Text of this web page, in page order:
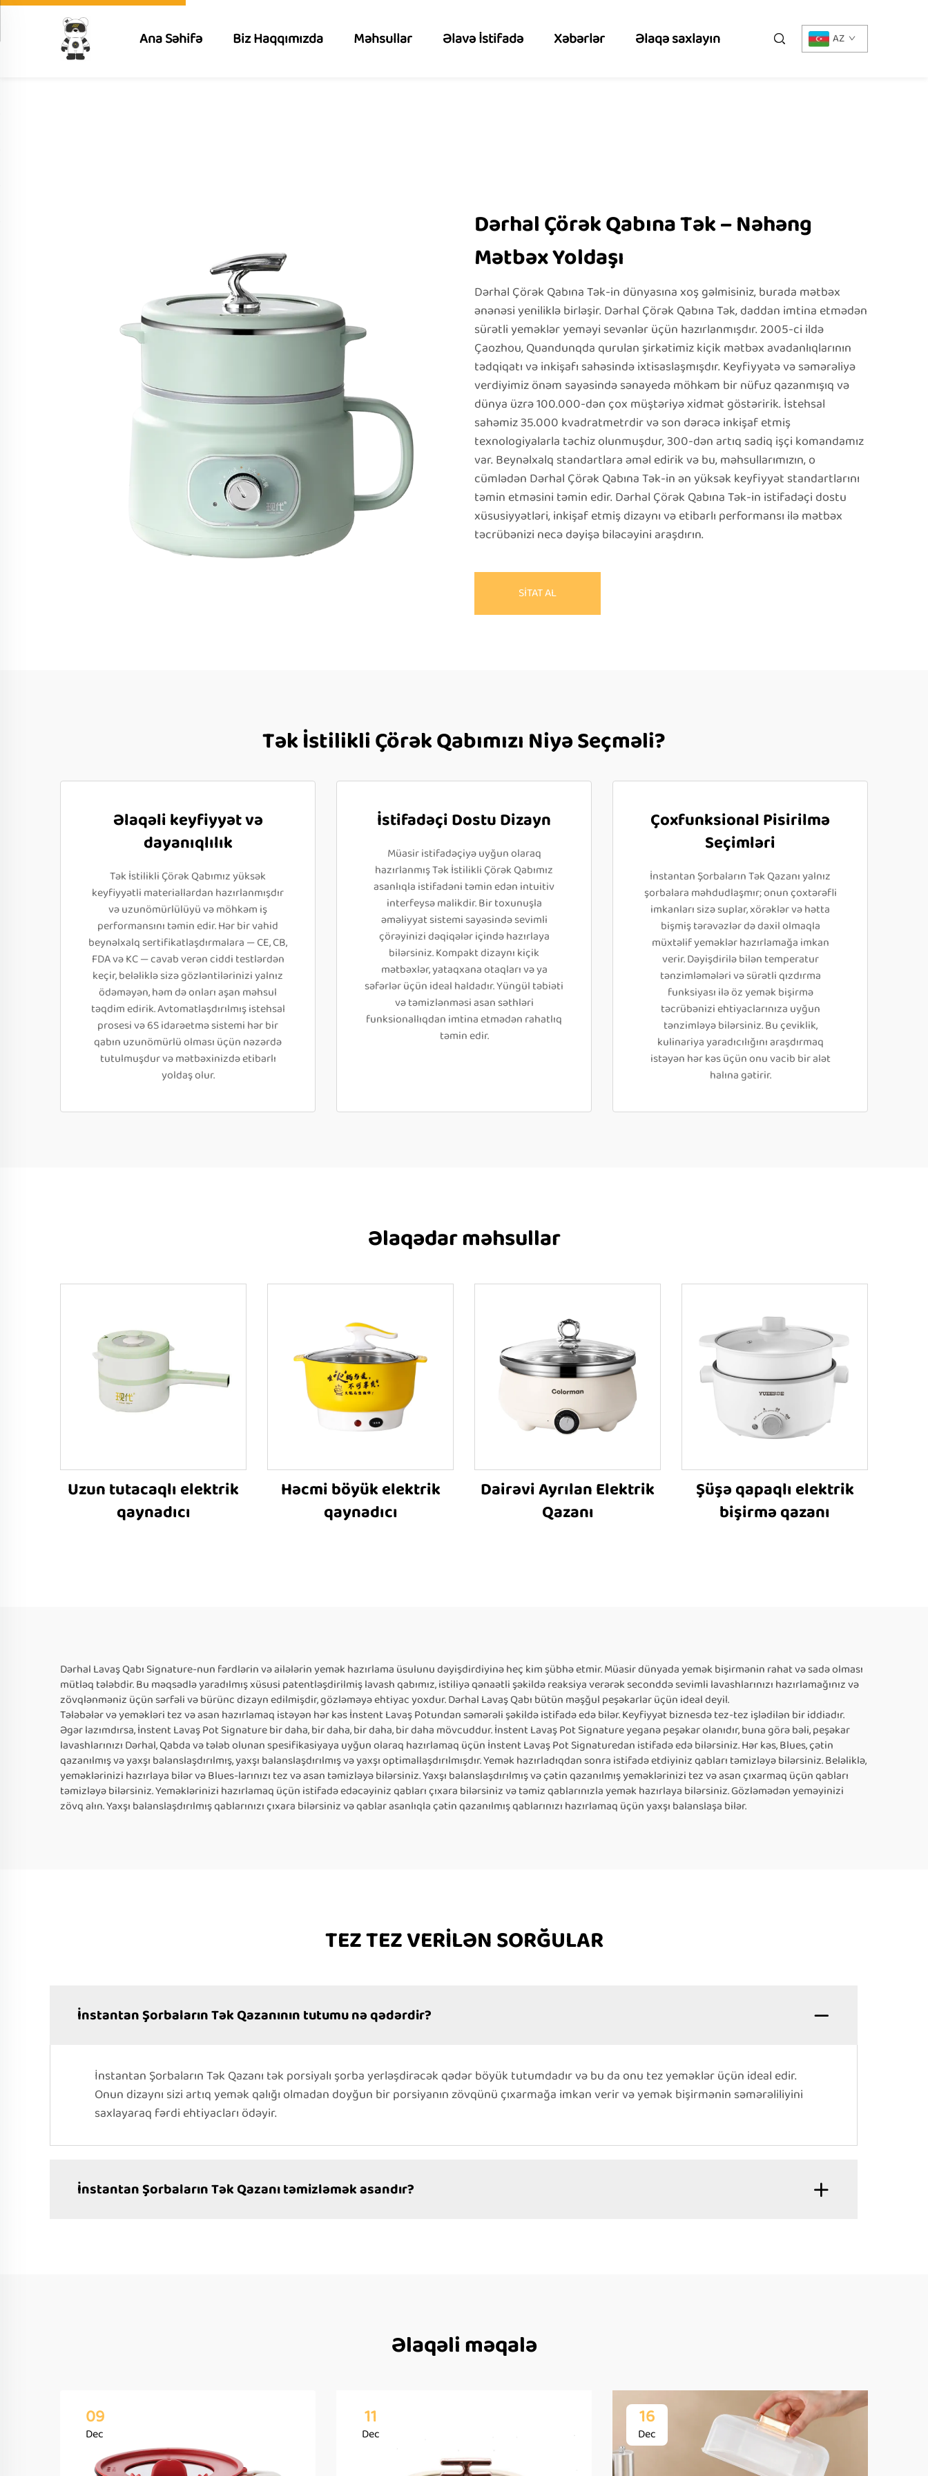
Ana Səhifə Biz Haqqımızda Məhsullar Əlavə İstifadə Xəbərlər Əlaqə saxlayın AZ
Dərhal Çörək Qabına Tək – Nəhəng
Mətbəx Yoldaşı
Dərhal Çörək Qabına Tək-in dünyasına xoş gəlmisiniz, burada mətbəx
ənənəsi yeniliklə birləşir. Dərhal Çörək Qabına Tək, daddan imtina etmədən
sürətli yeməklər yeməyi sevənlər üçün hazırlanmışdır. 2005-ci ildə
Çaozhou, Quandunqda qurulan şirkətimiz kiçik mətbəx avadanlıqlarının
tədqiqatı və inkişafı sahəsində ixtisaslaşmışdır. Keyfiyyətə və səmərəliyə
verdiyimiz önəm sayəsində sənayedə möhkəm bir nüfuz qazanmışıq və
dünya üzrə 100.000-dən çox müştəriyə xidmət göstəririk. İstehsal
sahəmiz 35.000 kvadratmetrdir və son dərəcə inkişaf etmiş
texnologiyalarla təchiz olunmuşdur, 300-dən artıq sadiq işçi komandamız
var. Beynəlxalq standartlara əməl edirik və bu, məhsullarımızın, o
cümlədən Dərhal Çörək Qabına Tək-in ən yüksək keyfiyyət standartlarını
təmin etməsini təmin edir. Dərhal Çörək Qabına Tək-in istifadəçi dostu
xüsusiyyətləri, inkişaf etmiş dizaynı və etibarlı performansı ilə mətbəx
təcrübənizi necə dəyişə biləcəyini araşdırın.
SİTAT AL
Tək İstilikli Çörək Qabımızı Niyə Seçməli?
Əlaqəli keyfiyyət və
dayanıqlılık
Tək İstilikli Çörək Qabımız yüksək
keyfiyyətli materiallardan hazırlanmışdır
və uzunömürlülüyü və möhkəm iş
performansını təmin edir. Hər bir vahid
beynəlxalq sertifikatlaşdırmalara — CE, CB,
FDA və KC — cavab verən ciddi testlərdən
keçir, beləliklə sizə gözləntilərinizi yalnız
ödəməyən, həm də onları aşan məhsul
təqdim edirik. Avtomatlaşdırılmış istehsal
prosesi və 6S idarəetmə sistemi hər bir
qabın uzunömürlü olması üçün nəzərdə
tutulmuşdur və mətbəxinizdə etibarlı
yoldaş olur.
İstifadəçi Dostu Dizayn
Müasir istifadəçiyə uyğun olaraq
hazırlanmış Tək İstilikli Çörək Qabımız
asanlıqla istifadəni təmin edən intuitiv
interfeysə malikdir. Bir toxunuşla
əməliyyat sistemi sayəsində sevimli
çörəyinizi dəqiqələr içində hazırlaya
bilərsiniz. Kompakt dizaynı kiçik
mətbəxlər, yataqxana otaqları və ya
səfərlər üçün ideal haldadır. Yüngül təbiəti
və təmizlənməsi asan səthləri
funksionallıqdan imtina etmədən rahatlıq
təmin edir.
Çoxfunksional Pisirilmə
Seçimləri
İnstantan Şorbaların Tək Qazanı yalnız
şorbalara məhdudlaşmır; onun çoxtərəfli
imkanları sizə suplar, xörəklər və hətta
bişmiş tərəvəzlər də daxil olmaqla
müxtəlif yeməklər hazırlamağa imkan
verir. Dəyişdirilə bilən temperatur
tənzimləmələri və sürətli qızdırma
funksiyası ilə öz yemək bişirmə
təcrübənizi ehtiyaclarınıza uyğun
tənzimləyə bilərsiniz. Bu çeviklik,
kulinariya yaradıcılığını araşdırmaq
istəyən hər kəs üçün onu vacib bir alət
halına gətirir.
Əlaqədar məhsullar
Uzun tutacaqlı elektrik
qaynadıcı
Həcmi böyük elektrik
qaynadıcı
Dairəvi Ayrılan Elektrik
Qazanı
Şüşə qapaqlı elektrik
bişirmə qazanı
Dərhal Lavaş Qabı Signature-nun fərdlərin və ailələrin yemək hazırlama üsulunu dəyişdirdiyinə heç kim şübhə etmir. Müasir dünyada yemək bişirmənin rahat və sadə olması
mütləq tələbdir. Bu məqsədlə yaradılmış xüsusi patentləşdirilmiş lavash qabımız, istiliyə qənaətli şəkildə reaksiya verərək seconddə sevimli lavashlarınızı hazırlamağınız və
zövqlənməniz üçün sərfəli və bürünc dizayn edilmişdir, gözləməyə ehtiyac yoxdur. Dərhal Lavaş Qabı bütün məşğul peşəkarlar üçün ideal deyil.
Tələbələr və yeməkləri tez və asan hazırlamaq istəyən hər kəs İnstent Lavaş Potundan səmərəli şəkildə istifadə edə bilər. Keyfiyyət biznesdə tez-tez işlədilən bir iddiadır.
Əgər lazımdırsa, İnstent Lavaş Pot Signature bir daha, bir daha, bir daha, bir daha mövcuddur. İnstent Lavaş Pot Signature yeganə peşəkar olanıdır, buna görə bəli, peşəkar
lavashlarınızı Dərhal, Qabda və tələb olunan spesifikasiyaya uyğun olaraq hazırlamaq üçün İnstent Lavaş Pot Signaturedan istifadə edə bilərsiniz. Hər kəs, Blues, çətin
qazanılmış və yaxşı balanslaşdırılmış, yaxşı balanslaşdırılmış və yaxşı optimallaşdırılmışdır. Yemək hazırladıqdan sonra istifadə etdiyiniz qabları təmizləyə bilərsiniz. Beləliklə,
yeməklərinizi hazırlaya bilər və Blues-larınızı tez və asan təmizləyə bilərsiniz. Yaxşı balanslaşdırılmış və çətin qazanılmış yeməklərinizi tez və asan çıxarmaq üçün qabları
təmizləyə bilərsiniz. Yeməklərinizi hazırlamaq üçün istifadə edəcəyiniz qabları çıxara bilərsiniz və təmiz qablarınızla yemək hazırlaya bilərsiniz. Gözləmədən yeməyinizi
zövq alın. Yaxşı balanslaşdırılmış qablarınızı çıxara bilərsiniz və qablar asanlıqla çətin qazanılmış qablarınızı hazırlamaq üçün yaxşı balanslaşa bilər.
TEZ TEZ VERİLƏN SORĞULAR
İnstantan Şorbaların Tək Qazanının tutumu nə qədərdir?
İnstantan Şorbaların Tək Qazanı tək porsiyalı şorba yerləşdirəcək qədər böyük tutumdadır və bu da onu tez yeməklər üçün ideal edir.
Onun dizaynı sizi artıq yemək qalığı olmadan doyğun bir porsiyanın zövqünü çıxarmağa imkan verir və yemək bişirmənin səmərəliliyini
saxlayaraq fərdi ehtiyacları ödəyir.
İnstantan Şorbaların Tək Qazanı təmizləmək asandır?
Əlaqəli məqalə
09
Dec
11
Dec
16
Dec